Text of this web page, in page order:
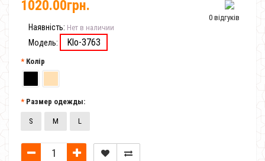
0 відгуків
1020.00грн.
Наявність: Нет в наличии
Модель: Klo-3763
Колір
Размер одежды:
S M L